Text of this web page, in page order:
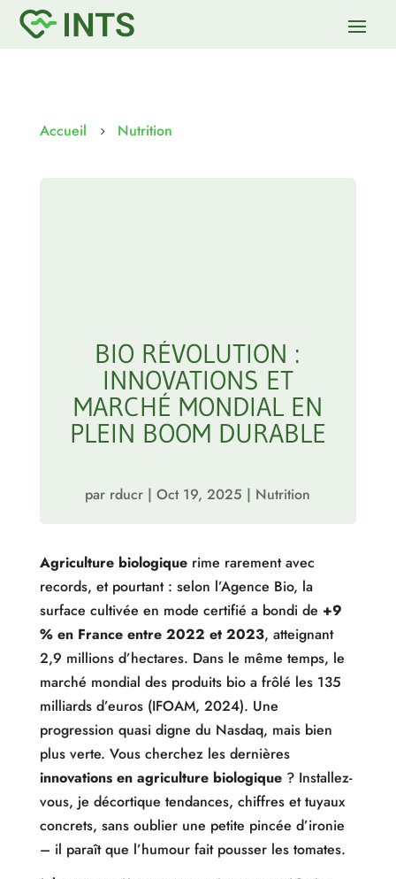
Accueil 5 Nutrition
BIO RÉVOLUTION :
INNOVATIONS ET
MARCHÉ MONDIAL EN
PLEIN BOOM DURABLE
par rducr |Oct 19, 2025 | Nutrition
Agriculture biologiquerime rarement avec
records, et pourtant : selon l’Agence Bio, la
surface cultivée en mode certifié a bondi de +9
% en France entre 2022 et 2023, atteignant
2,9 millions d’hectares. Dans le même temps, le
marché mondial des produits bio a frôlé les 135
milliards d’euros (IFOAM, 2024). Une
progression quasi digne du Nasdaq, mais bien
plus verte. Vous cherchez les dernières
innovations en agriculture biologique? Installez-
vous, je décortique tendances, chiffres et tuyaux
concrets, sans oublier une petite pincée d’ironie
– il paraît que l’humour fait pousser les tomates.